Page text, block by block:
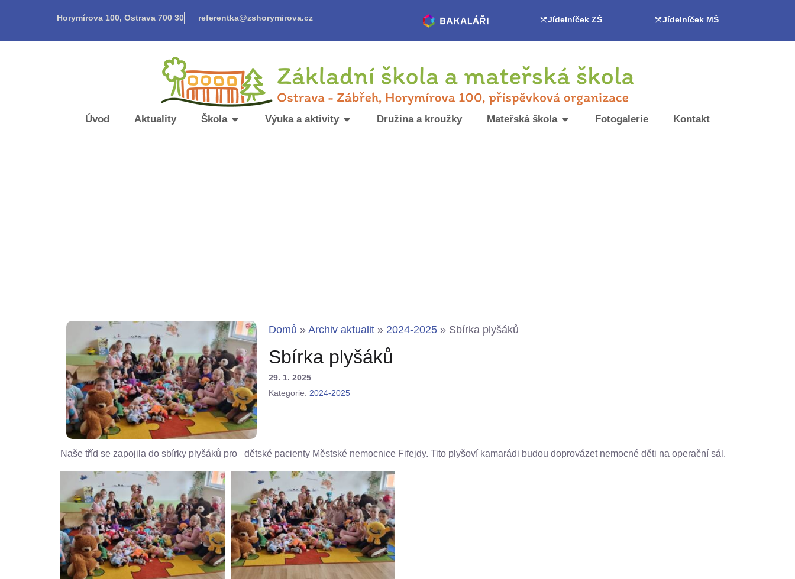
Horymírova 100, Ostrava 700 30 referentka@zshorymirova.cz Jídelníček ZŠ Jídelníček MŠ
Úvod Aktuality Škola Výuka a aktivity Družina a kroužky Mateřská škola Fotogalerie Kontakt
Domů » Archiv aktualit » 2024-2025 » Sbírka plyšáků
Sbírka plyšáků
29. 1. 2025
Kategorie: 2024-2025
Naše tříd se zapojila do sbírky plyšáků pro dětské pacienty Městské nemocnice Fifejdy. Tito plyšoví kamarádi budou doprovázet nemocné děti na operační sál.